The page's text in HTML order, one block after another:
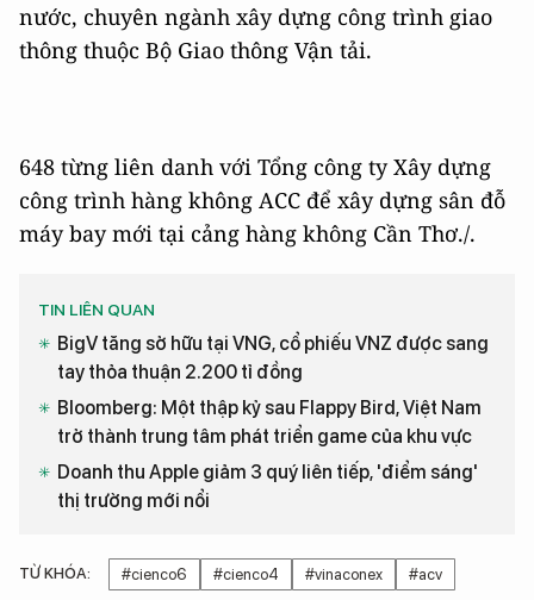
nước, chuyên ngành xây dựng công trình giao
thông thuộc Bộ Giao thông Vận tải.
648 từng liên danh với Tổng công ty Xây dựng
công trình hàng không ACC để xây dựng sân đỗ
máy bay mới tại cảng hàng không Cần Thơ./.
TIN LIÊN QUAN
BigV tăng sở hữu tại VNG, cổ phiếu VNZ được sang
tay thỏa thuận 2.200 tỉ đồng
Bloomberg: Một thập kỷ sau Flappy Bird, Việt Nam
trở thành trung tâm phát triển game của khu vực
Doanh thu Apple giảm 3 quý liên tiếp, 'điểm sáng'
thị trường mới nổi
TỪ KHÓA: #cienco6 #cienco4 #vinaconex #acv